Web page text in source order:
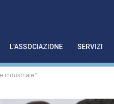
L’ASSOCIAZIONE SERVIZI
industriale”